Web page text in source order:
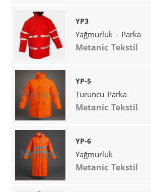
YP3
Yağmurluk - Parka
Metanic Tekstil
YP-5
Turuncu Parka
Metanic Tekstil
YP-6
Yağmurluk
Metanic Tekstil